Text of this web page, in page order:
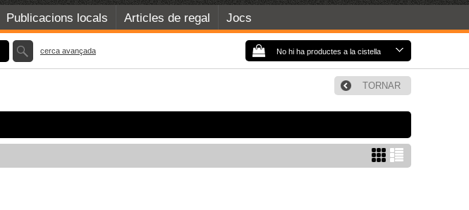
Publicacions locals Articles de regal Jocs
No hi ha productes a la cistella
cerca avançada
TORNAR